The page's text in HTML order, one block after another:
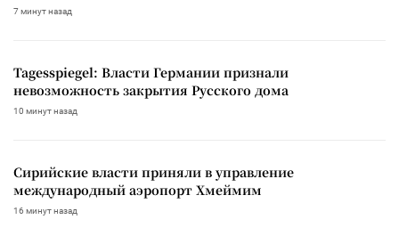
7 минут назад
Tagesspiegel: Власти Германии признали
невозможность закрытия Русского дома
10 минут назад
Сирийские власти приняли в управление
международный аэропорт Хмеймим
16 минут назад